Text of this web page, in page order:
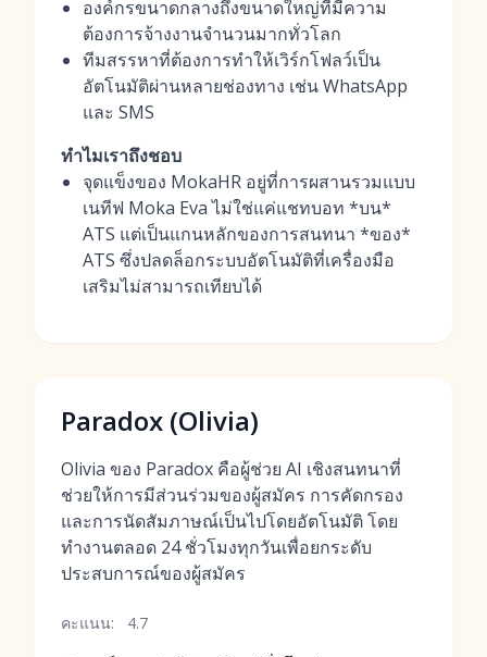
องค์กรขนาดกลางถึงขนาดใหญ่ที่มีความ
ต้องการจ้างงานจำนวนมากทั่วโลก
ทีมสรรหาที่ต้องการทำให้เวิร์กโฟลว์เป็น
อัตโนมัติผ่านหลายช่องทาง เช่น WhatsApp
และ SMS
ทำไมเราถึงชอบ
จุดแข็งของ MokaHR อยู่ที่การผสานรวมแบบ
เนทีฟ Moka Eva ไม่ใช่แค่แชทบอท *บน*
ATS แต่เป็นแกนหลักของการสนทนา *ของ*
ATS ซึ่งปลดล็อกระบบอัตโนมัติที่เครื่องมือ
เสริมไม่สามารถเทียบได้
Paradox (Olivia)
Olivia ของ Paradox คือผู้ช่วย AI เชิงสนทนาที่
ช่วยให้การมีส่วนร่วมของผู้สมัคร การคัดกรอง
และการนัดสัมภาษณ์เป็นไปโดยอัตโนมัติ โดย
ทำงานตลอด 24 ชั่วโมงทุกวันเพื่อยกระดับ
ประสบการณ์ของผู้สมัคร
คะแนน: 4.7